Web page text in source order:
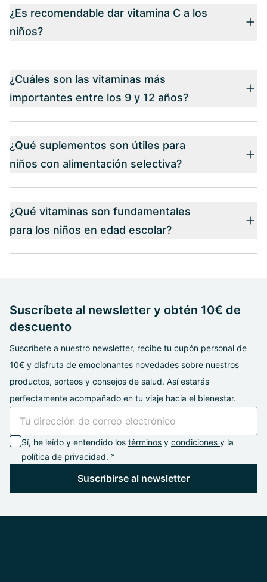
¿Es recomendable dar vitamina C a los
niños?
¿Cuáles son las vitaminas más
importantes entre los 9 y 12 años?
¿Qué suplementos son útiles para
niños con alimentación selectiva?
¿Qué vitaminas son fundamentales
para los niños en edad escolar?
Suscríbete al newsletter y obtén 10€ de
descuento
Suscríbete a nuestro newsletter, recibe tu cupón personal de
10€ y disfruta de emocionantes novedades sobre nuestros
productos, sorteos y consejos de salud. Así estarás
perfectamente acompañado en tu viaje hacia el bienestar.
Sí, he leído y entendido los términos y condiciones y la
política de privacidad. *
Suscribirse al newsletter